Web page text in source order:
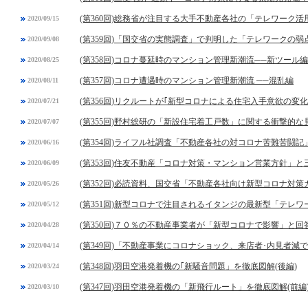
2020/09/15 (第360回)総務省が注目する大手不動産各社の「テレワーク活
2020/09/08 (第359回)「国交省の実態調査」で判明した「テレワークの弱
2020/08/25 (第358回)コロナ蔓延時のマンション管理新潮流──新ツール編
2020/08/11 (第357回)コロナ遭遇時のマンション管理新潮流 ──混乱編
2020/07/21 (第356回)リクルートが｢新型コロナによる住宅入手意欲の変
2020/07/07 (第355回)野村総研の「新設住宅着工戸数」に関する衝撃的な
2020/06/16 (第354回)ライフル社調査「不動産各社の対コロナ苦難苦闘記
2020/06/09 (第353回)住友不動産「コロナ対策・マンション営業方針」
2020/05/26 (第352回)必読資料、国交省「不動産各社向け新型コロナ対策
2020/05/12 (第351回)新型コロナで注目されるイタンジの最新型「テレワ
2020/04/28 (第350回)７０％の不動産事業者が「新型コロナで影響」と
2020/04/14 (第349回)「不動産事業にコロナショック、来店者･内見者減
2020/03/24 (第348回)羽田空港発着機の｢新騒音問題」を徹底図解(後編)
2020/03/10 (第347回)羽田空港発着機の「新飛行ルート」を徹底図解(前編